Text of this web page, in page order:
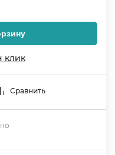
клик
Сравнить